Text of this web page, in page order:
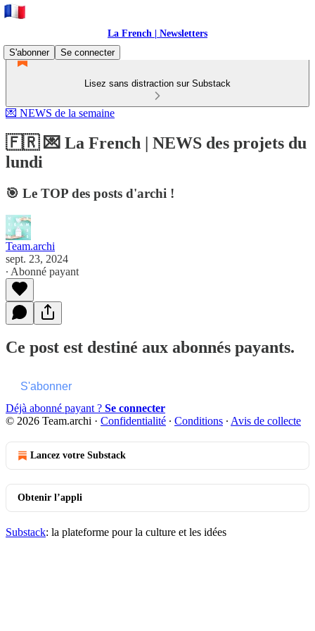
La French | Newsletters
S'abonner
Se connecter
Lisez sans distraction sur Substack
💌 NEWS de la semaine
🇫🇷 💌 La French | NEWS des projets du
lundi
🎯 Le TOP des posts d'archi !
Team.archi
sept. 23, 2024
∙ Abonné payant
Ce post est destiné aux abonnés payants.
S'abonner
Déjà abonné payant ? Se connecter
© 2026 Team.archi · Confidentialité ∙ Conditions ∙ Avis de collecte
Lancez votre Substack
Obtenir l’appli
Substack: la plateforme pour la culture et les idées